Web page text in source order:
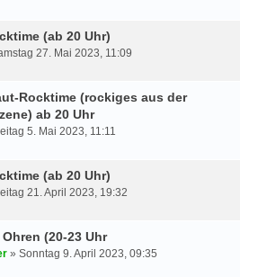
(ab 20 Uhr)
27. Mai 2023, 11:09
Rocktime (rockiges aus der
ab 20 Uhr
5. Mai 2023, 11:11
(ab 20 Uhr)
21. April 2023, 19:32
(20-23 Uhr
» Sonntag 9. April 2023, 09:35